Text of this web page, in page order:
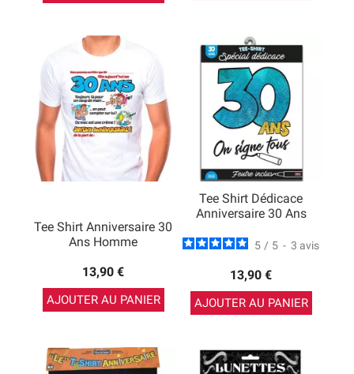
Tee Shirt Anniversaire 30
Ans Homme
13,90 €
AJOUTER AU PANIER
Tee Shirt Dédicace
Anniversaire 30 Ans
5 / 5 - 3 avis
13,90 €
AJOUTER AU PANIER